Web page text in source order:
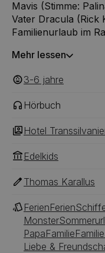
Mavis (Stimme:
Vater Dracula (Rick
Familienurlaub im
und sich nicht nur
Mehr lessen
3-6 ‎‎ jahre
Hörbuch
Hotel
Edelkids
Thomas Karallus
FerienFerien
Monster
PapaFamilieFamilie
Liebe &